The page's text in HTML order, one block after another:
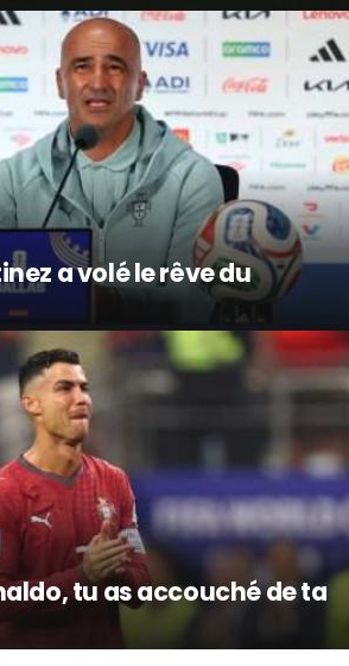
a volé le rêve du
tu as accouché de ta